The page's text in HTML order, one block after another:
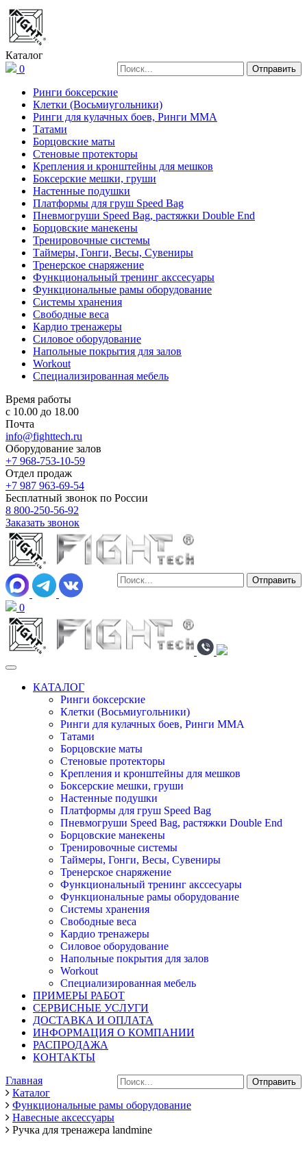
Каталог
0
Ринги боксерские
Клетки (Восьмиугольники)
Ринги для кулачных боев, Ринги ММА
Татами
Борцовские маты
Стеновые протекторы
Крепления и кронштейны для мешков
Боксерские мешки, груши
Настенные подушки
Платформы для груш Speed Bag
Пневмогруши Speed Bag, растяжки Double End
Борцовские манекены
Тренировочные системы
Таймеры, Гонги, Весы, Сувениры
Тренерское снаряжение
Функциональный тренинг акссесуары
Функциональные рамы оборудование
Системы хранения
Свободные веса
Кардио тренажеры
Силовое оборудование
Напольные покрытия для залов
Workout
Специализированная мебель
Время работы
с 10.00 до 18.00
Почта
info@fighttech.ru
Оборудование залов
+7 968-753-10-59
Отдел продаж
+7 987 963-69-54
Бесплатный звонок по России
8 800-250-56-92
Заказать звонок
0
КАТАЛОГ
Ринги боксерские
Клетки (Восьмиугольники)
Ринги для кулачных боев, Ринги ММА
Татами
Борцовские маты
Стеновые протекторы
Крепления и кронштейны для мешков
Боксерские мешки, груши
Настенные подушки
Платформы для груш Speed Bag
Пневмогруши Speed Bag, растяжки Double End
Борцовские манекены
Тренировочные системы
Таймеры, Гонги, Весы, Сувениры
Тренерское снаряжение
Функциональный тренинг акссесуары
Функциональные рамы оборудование
Системы хранения
Свободные веса
Кардио тренажеры
Силовое оборудование
Напольные покрытия для залов
Workout
Специализированная мебель
ПРИМЕРЫ РАБОТ
СЕРВИСНЫЕ УСЛУГИ
ДОСТАВКА И ОПЛАТА
ИНФОРМАЦИЯ О КОМПАНИИ
РАСПРОДАЖА
КОНТАКТЫ
Главная
Каталог
Функциональные рамы оборудование
Навесные аксессуары
Ручка для тренажера landmine